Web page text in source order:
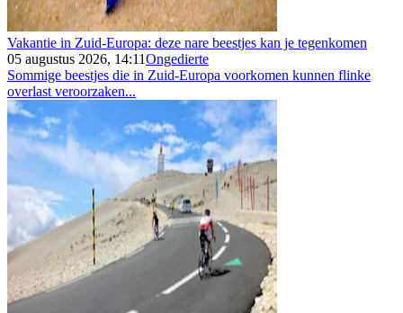
Vakantie in Zuid-Europa: deze nare beestjes kan je tegenkomen
05 augustus 2026, 14:11Ongedierte
Sommige beestjes die in Zuid-Europa voorkomen kunnen flinke
overlast veroorzaken...